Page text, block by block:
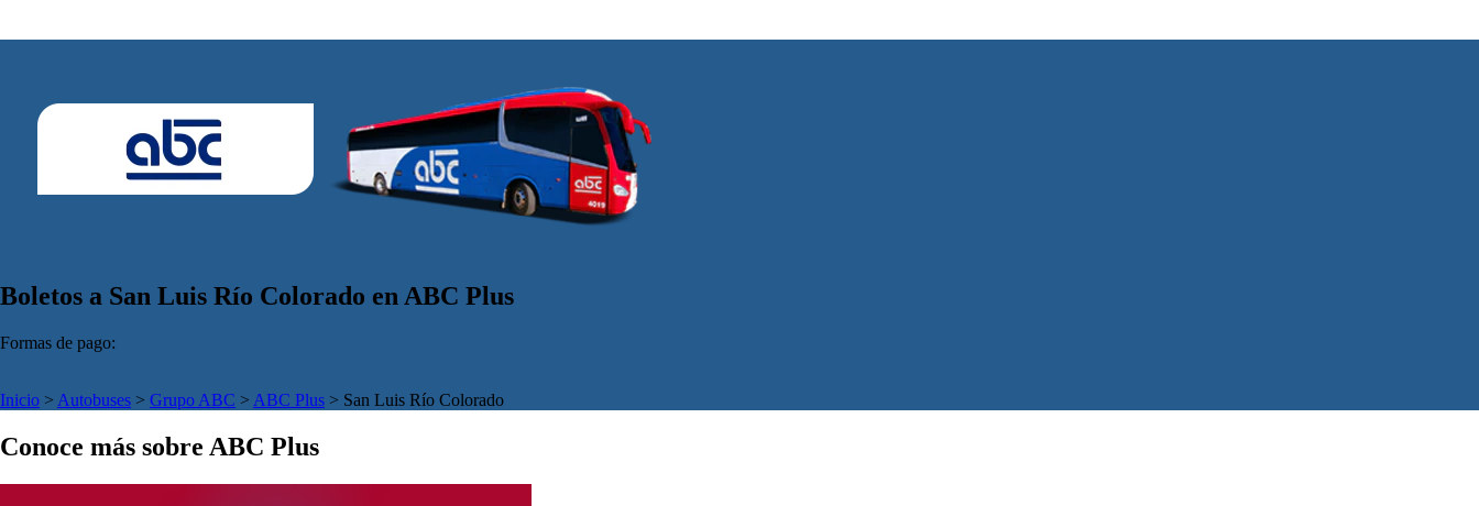
Boletos a San Luis Río Colorado en ABC Plus
Formas de pago:
Inicio > Autobuses > Grupo ABC > ABC Plus > San Luis Río Colorado
Conoce más sobre ABC Plus